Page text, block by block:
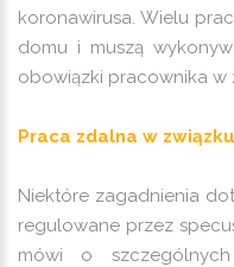
koronawirusa. Wielu
domu i muszą
obowiązki pracownika w
Praca zdalna w
Niektóre zagadnienia
regulowane przez
mówi o